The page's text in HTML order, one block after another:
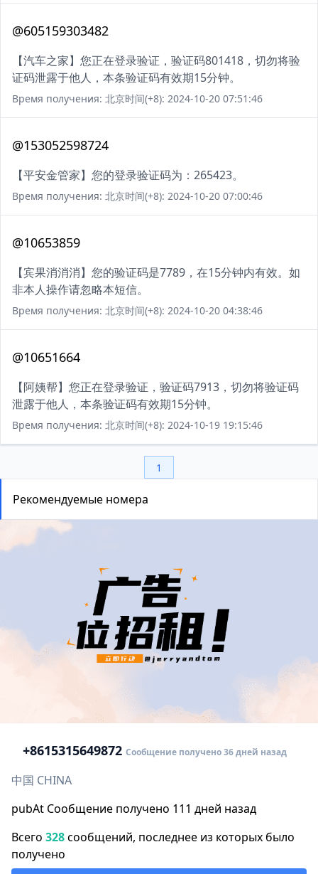
@605159303482
【汽车之家】您正在登录验证，验证码801418，切勿将验
证码泄露于他人，本条验证码有效期15分钟。
Время получения: 北京时间(+8): 2024-10-20 07:51:46
@153052598724
【平安金管家】您的登录验证码为：265423。
Время получения: 北京时间(+8): 2024-10-20 07:00:46
@10653859
【宾果消消消】您的验证码是7789，在15分钟内有效。如
非本人操作请忽略本短信。
Время получения: 北京时间(+8): 2024-10-20 04:38:46
@10651664
【阿姨帮】您正在登录验证，验证码7913，切勿将验证码
泄露于他人，本条验证码有效期15分钟。
Время получения: 北京时间(+8): 2024-10-19 19:15:46
1
Рекомендуемые номера
+8615315649872 Сообщение получено 36 дней назад
中国 CHINA
pubAt Сообщение получено 111 дней назад
Всего 328сообщений, последнее из которых было
получено